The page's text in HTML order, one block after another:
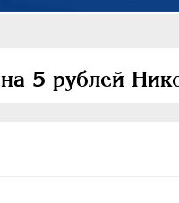
5 рублей